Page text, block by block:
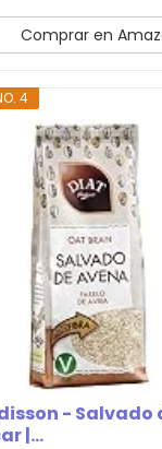
Comprar en
4
- Salvado
|...